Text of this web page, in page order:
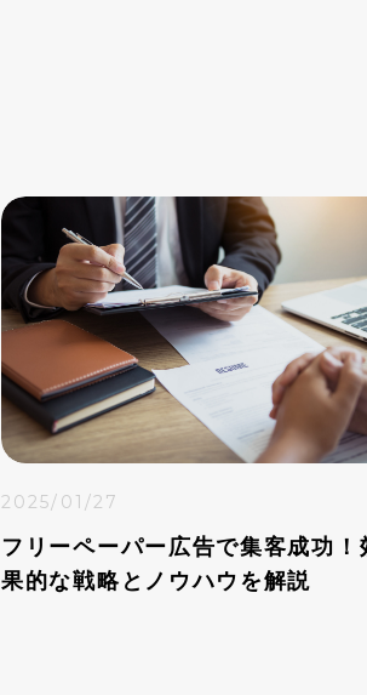
2025/01/27
フリーペーパー広告で集客成功！
果的な戦略とノウハウを解説